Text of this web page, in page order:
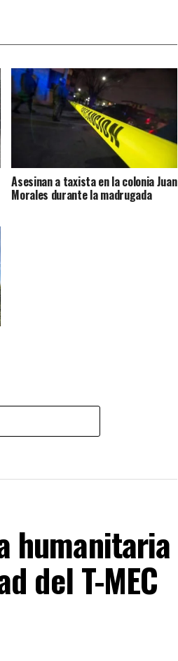
Asesinan a taxista en la colonia Juan
Morales durante la madrugada
humanitaria
del T-MEC